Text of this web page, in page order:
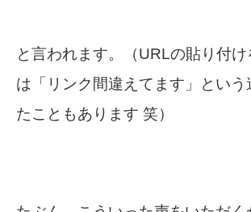
と言われます。（URLの貼り付
は「リンク間違えてます」という
たこともあります 笑）